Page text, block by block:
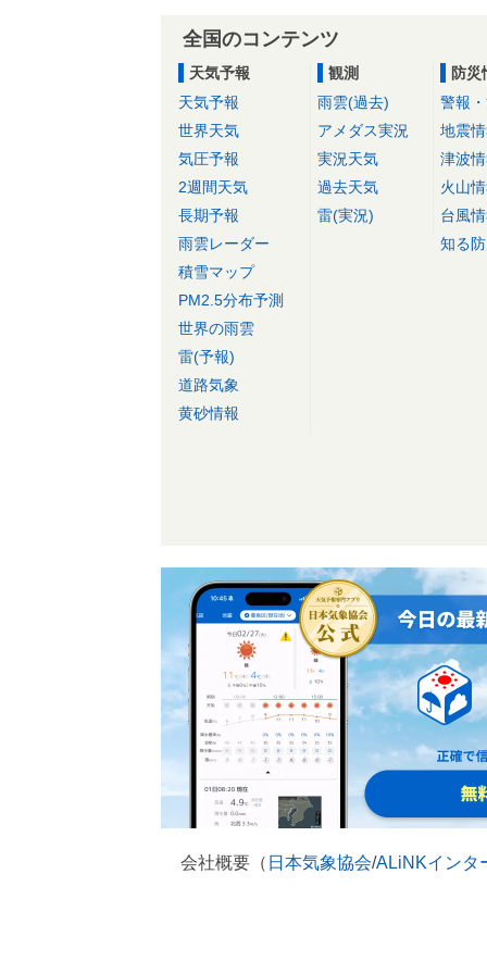
全国のコンテンツ
天気予報
天気予報
世界天気
気圧予報
2週間天気
長期予報
雨雲レーダー
積雪マップ
PM2.5分布予測
世界の雨雲
雷(予報)
道路気象
黄砂情報
観測
雨雲(過去)
アメダス実況
実況天気
過去天気
雷(実況)
防災
警報
地震
津波
火山
台風
知る
会社概要（ 日本気象協会/ALiNKインタ